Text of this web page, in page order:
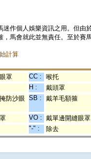
作個人娛樂資訊之用。但
，馬會就此並無責任。至於賽
計算
罩 CC :
喉托
H :
戴頭罩
防沙眼 SB : 戴羊毛額箍
VO : 戴單邊開縫眼罩
"-" : 除去